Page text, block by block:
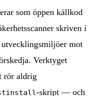
som öppen källkod
skriven i
mot
Verktyget
rör aldrig
-skript — och